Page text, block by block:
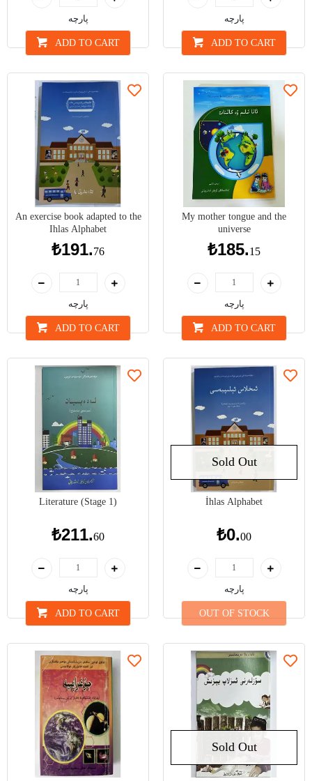
پارچە
ADD TO CART
پارچە
ADD TO CART
My mother tongue and the
universe
₺185.15
پارچە
ADD TO CART
An exercise book adapted to the
Ihlas Alphabet
₺191.76
پارچە
ADD TO CART
Sold Out
İhlas Alphabet
₺0.00
پارچە
OUT OF STOCK
Literature (Stage 1)
₺211.60
پارچە
ADD TO CART
Sold Out